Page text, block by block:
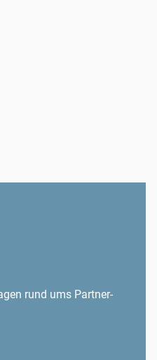
rund ums Partner-